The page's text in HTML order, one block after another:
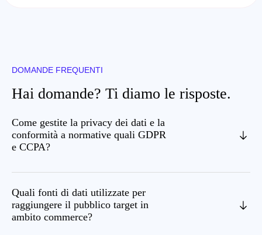
DOMANDE FREQUENTI
Hai domande? Ti diamo le risposte.
Come gestite la privacy dei dati e la
conformità a normative quali GDPR
e CCPA?
Quali fonti di dati utilizzate per
raggiungere il pubblico target in
ambito commerce?